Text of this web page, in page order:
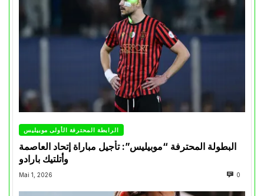
الرابطة المحترفة الأولى موبيليس
البطولة المحترفة “موبيليس”: تأجيل مباراة إتحاد العاصمة
وأتلتيك بارادو
Mai 1, 2026 0